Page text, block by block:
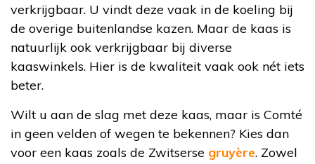
verkrijgbaar. U vindt deze vaak in de koeling bij
de overige buitenlandse kazen. Maar de kaas is
natuurlijk ook verkrijgbaar bij diverse
kaaswinkels. Hier is de kwaliteit vaak ook nét iets
beter.
Wilt u aan de slag met deze kaas, maar is Comté
in geen velden of wegen te bekennen? Kies dan
voor een kaas zoals de Zwitserse gruyère. Zowel